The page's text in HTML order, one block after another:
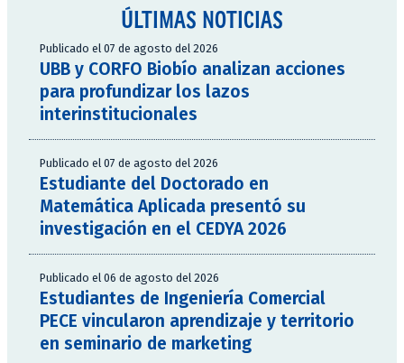
ÚLTIMAS NOTICIAS
Publicado el 07 de agosto del 2026
UBB y CORFO Biobío analizan acciones
para profundizar los lazos
interinstitucionales
Publicado el 07 de agosto del 2026
Estudiante del Doctorado en
Matemática Aplicada presentó su
investigación en el CEDYA 2026
Publicado el 06 de agosto del 2026
Estudiantes de Ingeniería Comercial
PECE vincularon aprendizaje y territorio
en seminario de marketing